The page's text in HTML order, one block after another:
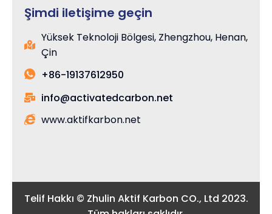
Şimdi iletişime geçin
Yüksek Teknoloji Bölgesi, Zhengzhou, Henan,
Çin
+86-19137612950
info@activatedcarbon.net
www.aktifkarbon.net
Telif Hakkı © Zhulin Aktif Karbon CO., Ltd 2023.